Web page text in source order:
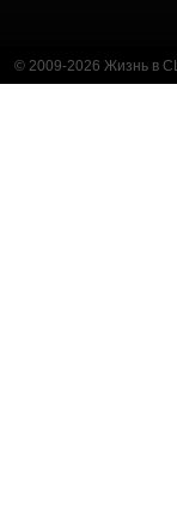
© 2009-2026 Жизнь в